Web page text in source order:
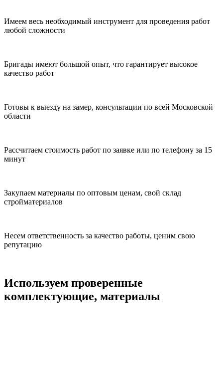
Имеем весь необходимый инструмент для проведения работ
любой сложности
Бригады имеют большой опыт, что гарантирует высокое
качество работ
Готовы к выезду на замер, консультации по всей Московской
области
Рассчитаем стоимость работ по заявке или по телефону за 15
минут
Закупаем материалы по оптовым ценам, свой склад
стройматериалов
Несем ответственность за качество работы, ценим свою
репутацию
Используем проверенные
комплектующие, материалы